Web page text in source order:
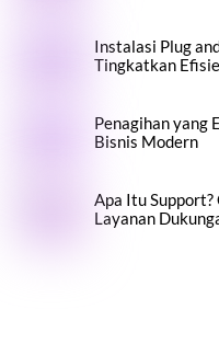
Instalasi Plug
Tingkatkan
Penagihan yang
Bisnis Modern
Apa Itu Support?
Layanan